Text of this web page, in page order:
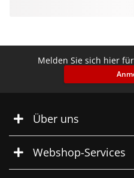
Melden Sie sich hier
Über uns
Webshop-Services